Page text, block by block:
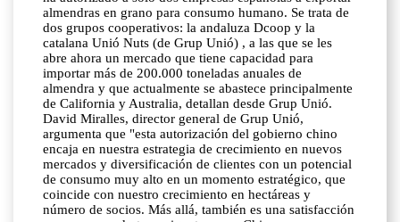
almendras en grano para consumo humano. Se trata de
dos grupos cooperativos: la andaluza Dcoop y la
catalana Unió Nuts (de Grup Unió) , a las que se les
abre ahora un mercado que tiene capacidad para
importar más de 200.000 toneladas anuales de
almendra y que actualmente se abastece principalmente
de California y Australia, detallan desde Grup Unió.
David Miralles, director general de Grup Unió,
argumenta que "esta autorización del gobierno chino
encaja en nuestra estrategia de crecimiento en nuevos
mercados y diversificación de clientes con un potencial
de consumo muy alto en un momento estratégico, que
coincide con nuestro crecimiento en hectáreas y
número de socios. Más allá, también es una satisfacción